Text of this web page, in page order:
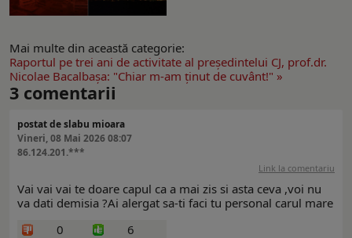
Mai multe din această categorie:
Raportul pe trei ani de activitate al preşedintelui CJ, prof.dr.
Nicolae Bacalbaşa: "Chiar m-am ţinut de cuvânt!" »
3 comentarii
postat de slabu mioara
Vineri, 08 Mai 2026 08:07
86.124.201.***
Link la comentariu
Vai vai vai te doare capul ca a mai zis si asta ceva ,voi nu
va dati demisia ?Ai alergat sa-ti faci tu personal carul mare
0
6